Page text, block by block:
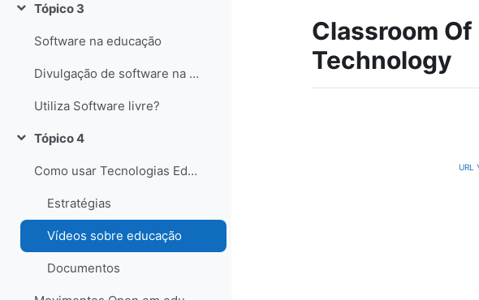
Contrair
Tópico 3
Software na educação
Divulgação de software na educação
Utiliza Software livre?
Contrair
Tópico 4
Como usar Tecnologias Educativas com alunos?
Estratégias
Vídeos sobre educação
Documentos
Classroom
Technology
URL